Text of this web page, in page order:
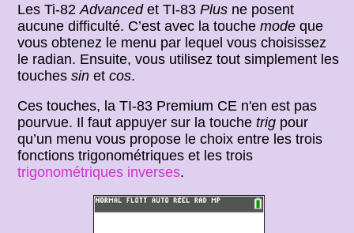
Les Ti-82Advancedet TI-83Plus ne posent
aucune difficulté. C’est avec la touchemode que
vous obtenez le menu par lequel vous choisissez
le radian. Ensuite, vous utilisez tout simplement les
touchessin etcos.
Ces touches, la TI-83 Premium CE n'en est pas
pourvue. Il faut appuyer sur la touchetrig pour
qu’un menu vous propose le choix entre les trois
fonctions trigonométriques et les trois
trigonométriques inverses.